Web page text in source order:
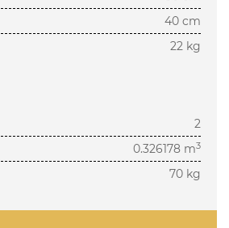
40 cm
22 kg
2
0.326178 m3
70 kg